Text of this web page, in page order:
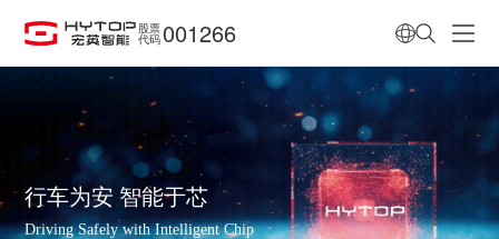
股票
代码 001266
行车为安 智能于芯
Driving Safely with Intelligent Chip